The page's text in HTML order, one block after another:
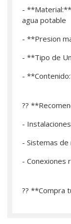
-
agua potable
- **Presion
- **Tipo de
-
??
-
- Sistemas
- Conexiones
?? **­Compra